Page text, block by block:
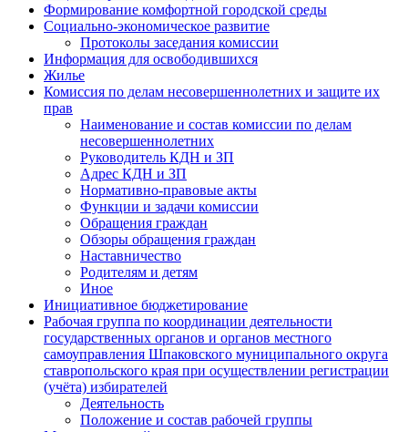
Формирование комфортной городской среды
Социально-экономическое развитие
Протоколы заседания комиссии
Информация для освободившихся
Жилье
Комиссия по делам несовершеннолетних и защите их
прав
Наименование и состав комиссии по делам
несовершеннолетних
Руководитель КДН и ЗП
Адрес КДН и ЗП
Нормативно-правовые акты
Функции и задачи комиссии
Обращения граждан
Обзоры обращения граждан
Наставничество
Родителям и детям
Иное
Инициативное бюджетирование
Рабочая группа по координации деятельности
государственных органов и органов местного
самоуправления Шпаковского муниципального округа
ставропольского края при осуществлении регистрации
(учёта) избирателей
Деятельность
Положение и состав рабочей группы